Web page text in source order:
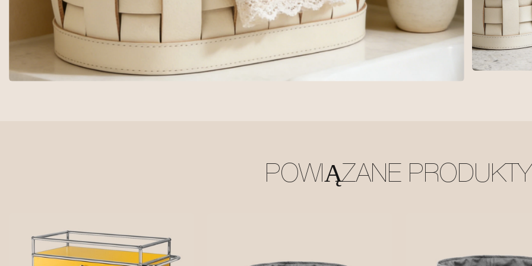
POWIĄZANE PRODUKTY